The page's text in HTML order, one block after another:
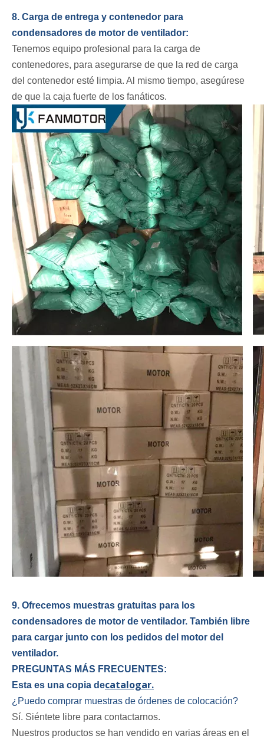
8. Carga de entrega y contenedor para
condensadores de motor de ventilador:
Tenemos equipo profesional para la carga de
contenedores, para asegurarse de que la red de carga
del contenedor esté limpia. Al mismo tiempo, asegúrese
de que la caja fuerte de los fanáticos.
9. Ofrecemos muestras gratuitas para los
condensadores de motor de ventilador. También libre
para cargar junto con los pedidos del motor del
ventilador.
PREGUNTAS MÁS FRECUENTES:
Esta es una copia decatalogar.
¿Puedo comprar muestras de órdenes de colocación?
Sí. Siéntete libre para contactarnos.
Nuestros productos se han vendido en varias áreas en el